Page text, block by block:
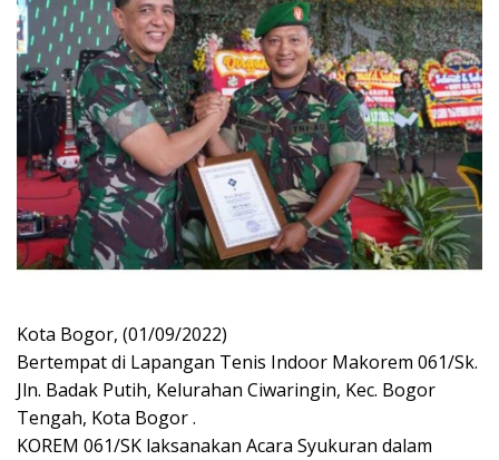
Kota Bogor, (01/09/2022)
Bertempat di Lapangan Tenis Indoor Makorem 061/Sk.
Jln. Badak Putih, Kelurahan Ciwaringin, Kec. Bogor
Tengah, Kota Bogor .
KOREM 061/SK laksanakan Acara Syukuran dalam